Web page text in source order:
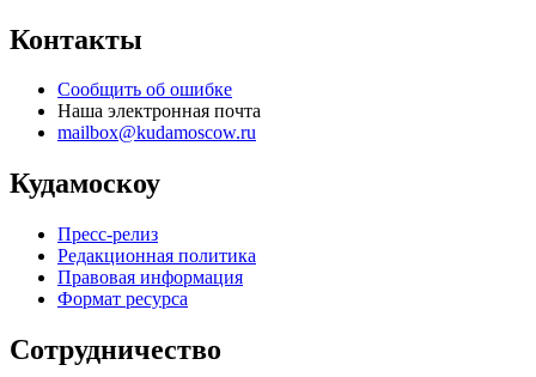
Контакты
Сообщить об ошибке
Наша электронная почта
mailbox@kudamoscow.ru
Кудамоскоу
Пресс-релиз
Редакционная политика
Правовая информация
Формат ресурса
Сотрудничество